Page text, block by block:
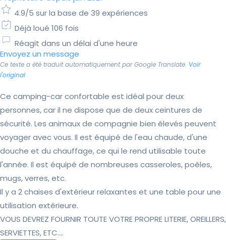
4.9/5 sur la base de 39 expériences
Déjà loué 106 fois
Réagit dans un délai d'une heure
Envoyez un message
Ce texte a été traduit automatiquement par Google Translate. Voir
l'original
Ce camping-car confortable est idéal pour deux
personnes, car il ne dispose que de deux ceintures de
sécurité. Les animaux de compagnie bien élevés peuvent
voyager avec vous. Il est équipé de l'eau chaude, d'une
douche et du chauffage, ce qui le rend utilisable toute
l'année. Il est équipé de nombreuses casseroles, poêles,
mugs, verres, etc.
Il y a 2 chaises d'extérieur relaxantes et une table pour une
utilisation extérieure.
VOUS DEVREZ FOURNIR TOUTE VOTRE PROPRE LITERIE, OREILLERS,
SERVIETTES, ETC....